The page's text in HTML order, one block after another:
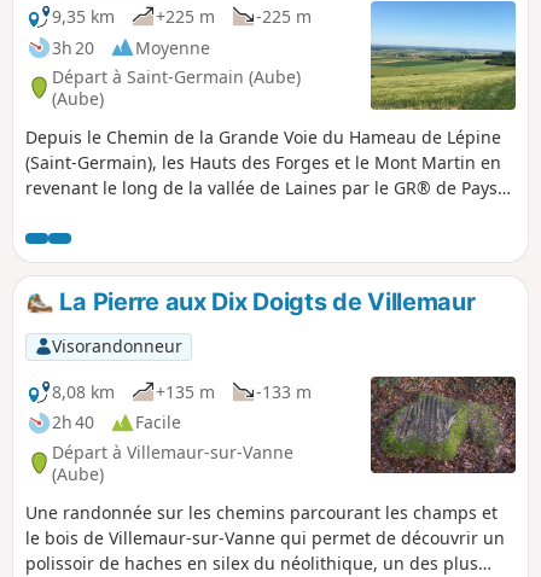
9,35 km
+225 m
-225 m
3h 20
Moyenne
Départ à Saint-Germain (Aube)
(Aube)
Depuis le Chemin de la Grande Voie du Hameau de Lépine
(Saint-Germain), les Hauts des Forges et le Mont Martin en
revenant le long de la vallée de Laines par le GR® de Pays
La Pierre aux Dix Doigts de Villemaur
Visorandonneur
8,08 km
+135 m
-133 m
2h 40
Facile
Départ à Villemaur-sur-Vanne
(Aube)
Une randonnée sur les chemins parcourant les champs et
le bois de Villemaur-sur-Vanne qui permet de découvrir un
polissoir de haches en silex du néolithique, un des plus